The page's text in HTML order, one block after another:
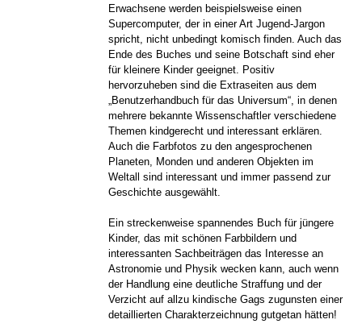
Erwachsene werden beispielsweise einen
Supercomputer, der in einer Art Jugend-Jargon
spricht, nicht unbedingt komisch finden. Auch das
Ende des Buches und seine Botschaft sind eher
für kleinere Kinder geeignet. Positiv
hervorzuheben sind die Extraseiten aus dem
„Benutzerhandbuch für das Universum“, in denen
mehrere bekannte Wissenschaftler verschiedene
Themen kindgerecht und interessant erklären.
Auch die Farbfotos zu den angesprochenen
Planeten, Monden und anderen Objekten im
Weltall sind interessant und immer passend zur
Geschichte ausgewählt.
Ein streckenweise spannendes Buch für jüngere
Kinder, das mit schönen Farbbildern und
interessanten Sachbeiträgen das Interesse an
Astronomie und Physik wecken kann, auch wenn
der Handlung eine deutliche Straffung und der
Verzicht auf allzu kindische Gags zugunsten einer
detaillierten Charakterzeichnung gutgetan hätten!